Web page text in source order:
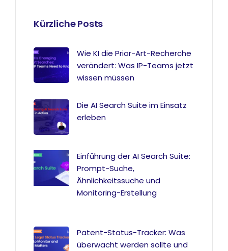
Kürzliche Posts
Wie KI die Prior-Art-Recherche
verändert: Was IP-Teams jetzt
wissen müssen
Die AI Search Suite im Einsatz
erleben
Einführung der AI Search Suite:
Prompt-Suche,
Ähnlichkeitssuche und
Monitoring-Erstellung
Patent-Status-Tracker: Was
überwacht werden sollte und